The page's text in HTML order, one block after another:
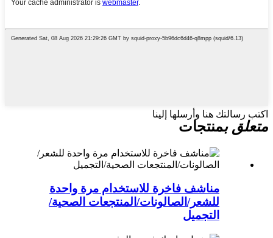
اكتب رسالتك هنا وأرسلها إلينا
متعلق بمنتجات
مناشف فاخرة للاستخدام مرة واحدة
للشعر/الصالونات/المنتجعات الصحية/
التجميل